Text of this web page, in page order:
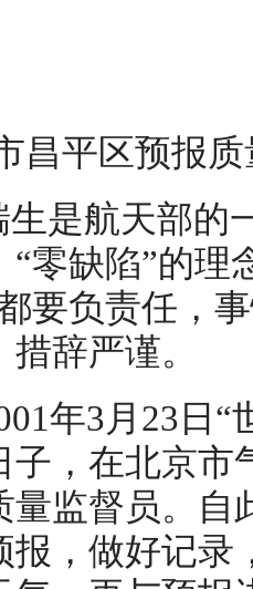
昌平区预报
生是航天部的
“零缺陷”的理
要负责任，
辞严谨。
年3月23日
子，在北京市
量监督员。自
报，做好记录